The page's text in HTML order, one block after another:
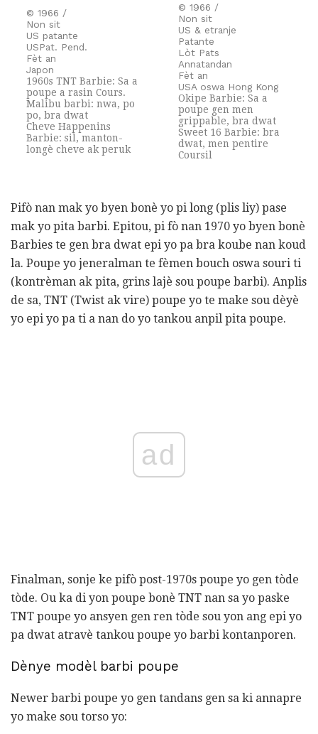
© 1966 /
Non sit
US patante
USPat. Pend.
Fèt an
Japon
1960s TNT Barbie: Sa a
poupe a rasin Cours.
Malibu barbi: nwa, po
po, bra dwat
Cheve Happenins
Barbie: sil, manton-
longè cheve ak peruk
© 1966 /
Non sit
US & etranje
Patante
Lòt Pats
Annatandan
Fèt an
USA oswa Hong Kong
Okipe Barbie: Sa a
poupe gen men
grippable, bra dwat
Sweet 16 Barbie: bra
dwat, men pentire
Coursil
Pifò nan mak yo byen bonè yo pi long (plis liy) pase
mak yo pita barbi. Epitou, pi fò nan 1970 yo byen bonè
Barbies te gen bra dwat epi yo pa bra koube nan koud
la. Poupe yo jeneralman te fèmen bouch oswa souri ti
(kontrèman ak pita, grins lajè sou poupe barbi). Anplis
de sa, TNT (Twist ak vire) poupe yo te make sou dèyè
yo epi yo pa ti a nan do yo tankou anpil pita poupe.
ad
Finalman, sonje ke pifò post-1970s poupe yo gen tòde
tòde. Ou ka di yon poupe bonè TNT nan sa yo paske
TNT poupe yo ansyen gen ren tòde sou yon ang epi yo
pa dwat atravè tankou poupe yo barbi kontanporen.
Dènye modèl barbi poupe
Newer barbi poupe yo gen tandans gen sa ki annapre
yo make sou torso yo: